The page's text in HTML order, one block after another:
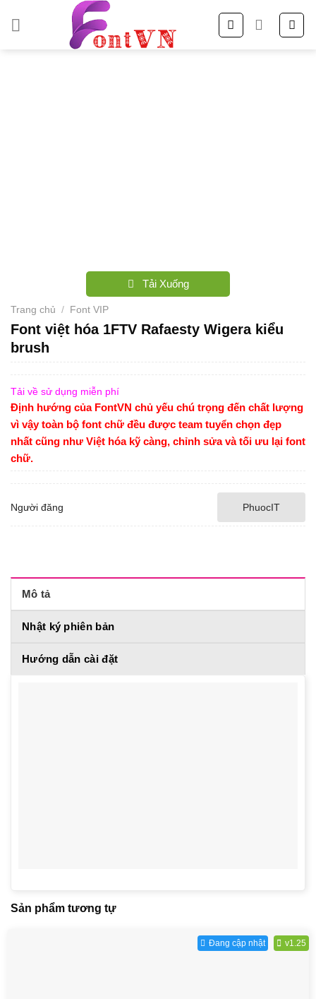
Tải Xuống
Trang chủ / Font VIP
Font việt hóa 1FTV Rafaesty Wigera kiểu
brush
Tải về sử dụng miễn phí
Định hướng của FontVN chủ yếu chú trọng đến chất lượng
vì vậy toàn bộ font chữ đều được team tuyển chọn đẹp
nhất cũng như Việt hóa kỹ càng, chỉnh sửa và tối ưu lại font
chữ.
Người đăng PhuocIT
Mô tả
Nhật ký phiên bản
Hướng dẫn cài đặt
Sản phẩm tương tự
Đang cập nhật v1.25